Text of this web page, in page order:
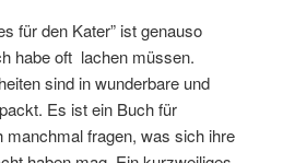
für den Kater” ist genauso
habe oft lachen müssen.
sind in wunderbare und
Es ist ein Buch für
manchmal fragen, was sich ihre